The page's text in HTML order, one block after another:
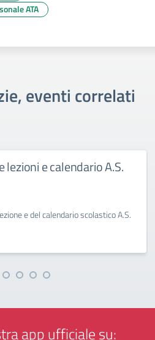
ATA
eventi correlati
lezioni e calendario A.S.
e del calendario scolastico A.S.
app ufficiale su: